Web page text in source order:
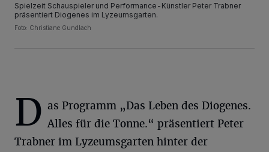
Spielzeit Schauspieler und Performance-Künstler Peter Trabner
präsentiert Diogenes im Lyzeumsgarten.
Foto: Christiane Gundlach
D as Programm „Das Leben des Diogenes.
Alles für die Tonne.“ präsentiert Peter
Trabner im Lyzeumsgarten hinter der